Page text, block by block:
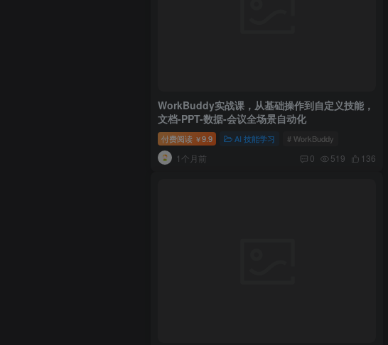
WorkBuddy实战课，从基础操作到自定义技能，
文档-PPT-数据-会议全场景自动化
付费阅读 ￥9.9 AI 技能学习 # WorkBuddy
1个月前 0 519 136